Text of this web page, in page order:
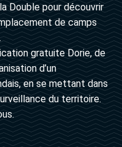
Double pour découvrir
de camps
gratuite Dorie, de
d’un
en se mettant dans
du territoire.